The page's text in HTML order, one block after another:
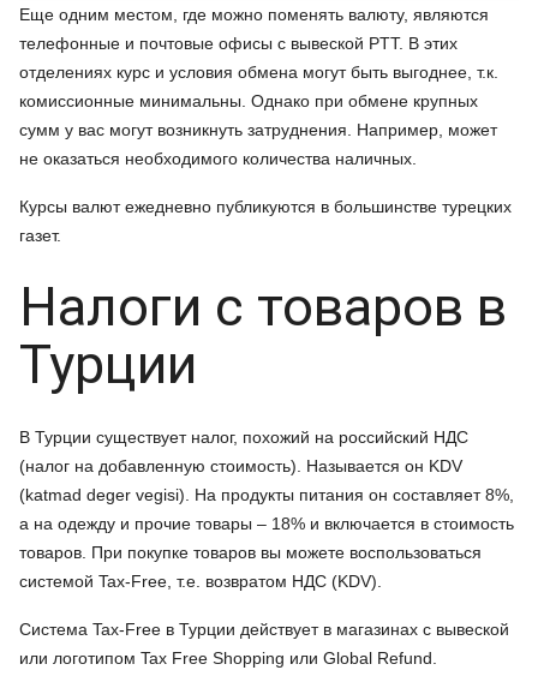
Еще одним местом, где можно поменять валюту, являются
телефонные и почтовые офисы с вывеской PTT. В этих
отделениях курс и условия обмена могут быть выгоднее, т.к.
комиссионные минимальны. Однако при обмене крупных
сумм у вас могут возникнуть затруднения. Например, может
не оказаться необходимого количества наличных.
Курсы валют ежедневно публикуются в большинстве турецких
газет.
Налоги с товаров в
Турции
В Турции существует налог, похожий на российский НДС
(налог на добавленную стоимость). Называется он KDV
(katmad deger vegisi). На продукты питания он составляет 8%,
а на одежду и прочие товары – 18% и включается в стоимость
товаров. При покупке товаров вы можете воспользоваться
системой Tax-Free, т.е. возвратом НДС (KDV).
Система Tax-Free в Турции действует в магазинах с вывеской
или логотипом Tax Free Shopping или Global Refund.